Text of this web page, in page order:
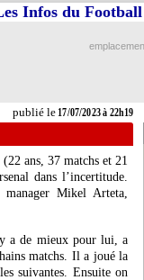
publié le17/07/2023 à 22h19
Infos du
(22 ans, 37 matchs et 21
dans l’incertitude.
Mikel Arteta,
a de mieux pour lui, a
matchs. Il a joué la
suivantes. Ensuite on